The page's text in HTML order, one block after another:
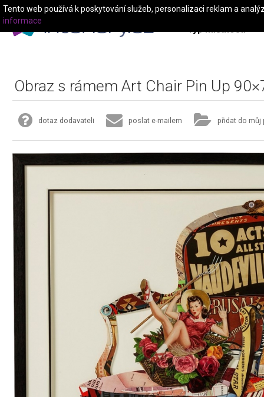
Typ místnosti
Obraz s rámem Art Chair Pin Up
dotaz dodavateli poslat e-mailem přidat do můj
Tento web používá k poskytování služeb, personalizaci reklam a
informace